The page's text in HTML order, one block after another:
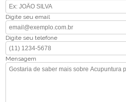
Digite seu email
Digite seu telefone
Mensagem